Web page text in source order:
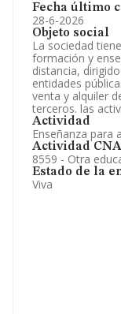
Fecha último
28-6-2026
Objeto social
La sociedad
formación y
distancia,
entidades
venta y alquiler
terceros. las
Actividad
Enseñanza para
Actividad
8559 - Otra
Estado de la
Viva